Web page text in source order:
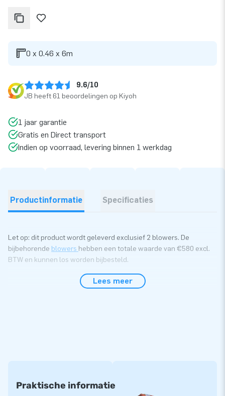
0 x 0.46 x 6m
9.6/10
JB heeft 61 beoordelingen op Kiyoh
1 jaar garantie
Gratis en Direct transport
Indien op voorraad, levering binnen 1 werkdag
Productinformatie Specificaties
Let op: dit product wordt geleverd exclusief 2 blowers. De
bijbehorende blowers hebben een totale waarde van €580 excl.
BTW en kunnen los worden bijbesteld.
Lees meer
Praktische informatie